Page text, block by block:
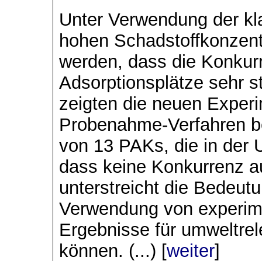
Unter Verwendung der
hohen
werden, dass die
Adsorptionsplätze sehr
zeigten die neuen
Probenahme-Verfahren
von 13 PAKs, die in der
dass keine Konkurrenz
unterstreicht die
Verwendung von
Ergebnisse für
können. (...) [weiter]